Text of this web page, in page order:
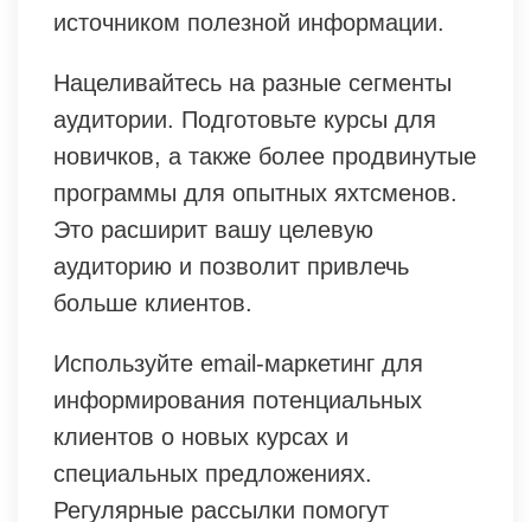
источником полезной информации.
Нацеливайтесь на разные сегменты
аудитории. Подготовьте курсы для
новичков, а также более продвинутые
программы для опытных яхтсменов.
Это расширит вашу целевую
аудиторию и позволит привлечь
больше клиентов.
Используйте email-маркетинг для
информирования потенциальных
клиентов о новых курсах и
специальных предложениях.
Регулярные рассылки помогут